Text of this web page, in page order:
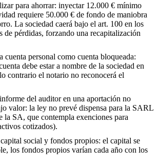
para ahorrar: inyectar 12.000 € mínimo
requiere 50.000 € de fondo de maniobra
La sociedad caerá bajo el art. 100 en los
de pérdidas, forzando una recapitalización
cuenta personal como cuenta bloqueada:
debe estar a nombre de la sociedad en
contrario el notario no reconocerá el
del auditor en una aportación no
valor: la ley no prevé dispensa para la SARL
la SA, que contempla exenciones para
cotizados).
social y fondos propios: el capital se
los fondos propios varían cada año con los